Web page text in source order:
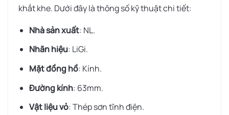
khắt khe. Dưới đây là thông số kỹ thuật chi tiết:
Nhà sản xuất: NL.
Nhãn hiệu: LiGi.
Mặt đồng hồ: Kính.
Đường kính: 63mm.
Vật liệu vỏ: Thép sơn tĩnh điện.